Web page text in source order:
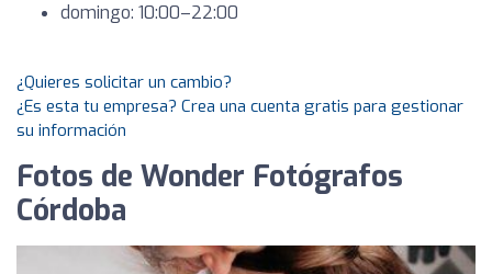
domingo: 10:00–22:00
¿Quieres solicitar un cambio?
¿Es esta tu empresa? Crea una cuenta gratis para gestionar
su información
Fotos de Wonder Fotógrafos
Córdoba